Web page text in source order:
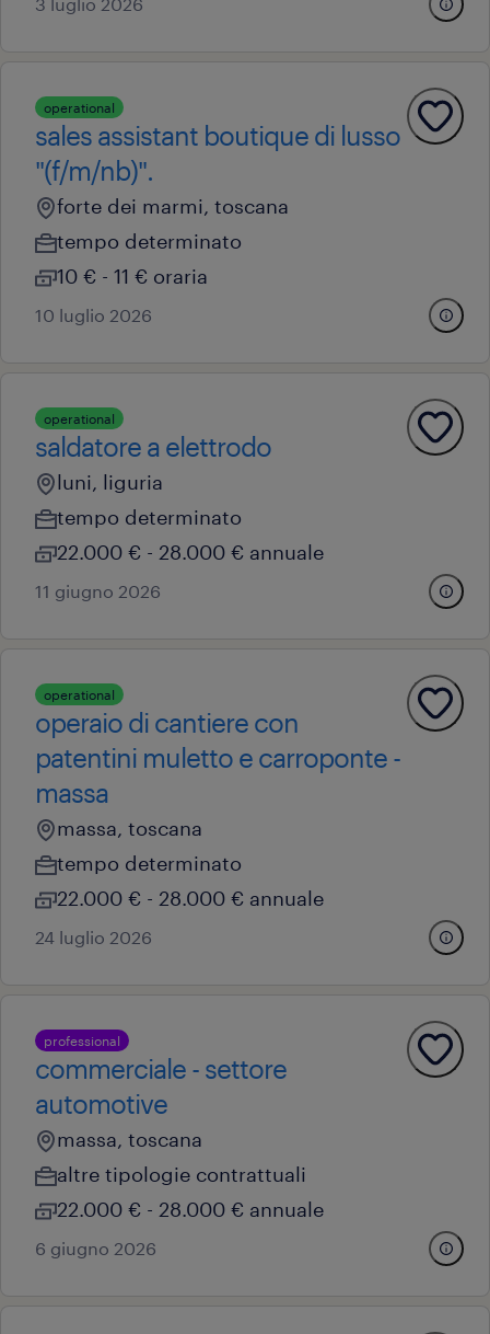
operational
sales assistant boutique di lusso
"(f/m/nb)".
forte dei marmi, toscana
tempo determinato
10 € - 11 € oraria
10 luglio 2026
operational
saldatore a elettrodo
luni, liguria
tempo determinato
22.000 € - 28.000 € annuale
11 giugno 2026
operational
operaio di cantiere con
patentini muletto e carroponte -
massa
massa, toscana
tempo determinato
22.000 € - 28.000 € annuale
24 luglio 2026
professional
commerciale - settore
automotive
massa, toscana
altre tipologie contrattuali
22.000 € - 28.000 € annuale
6 giugno 2026